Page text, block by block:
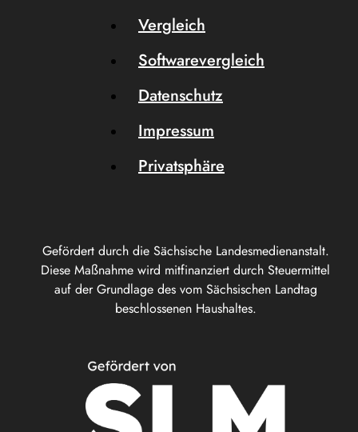
Gefördert durch die Sächsische Landesmedienanstalt.
Diese Maßnahme wird mitfinanziert durch Steuermittel
auf der Grundlage des vom Sächsischen Landtag
beschlossenen Haushaltes.
Vergleich
Softwarevergleich
Datenschutz
Impressum
Privatsphäre